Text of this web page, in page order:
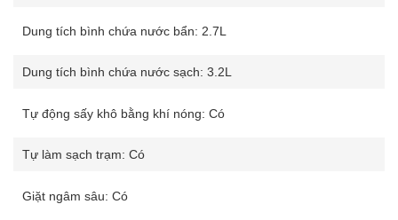
Dung tích bình chứa nước bẩn: 2.7L
Dung tích bình chứa nước sạch: 3.2L
Tự động sấy khô bằng khí nóng: Có
Tự làm sạch trạm: Có
Giặt ngâm sâu: Có